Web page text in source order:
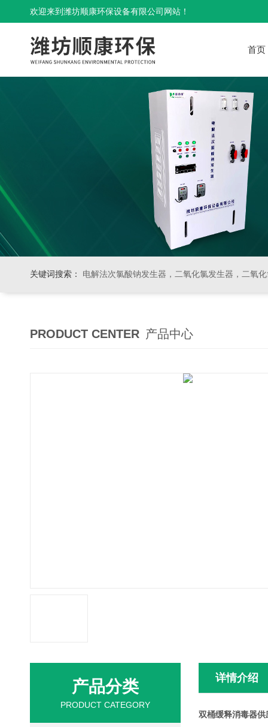
欢迎来到潍坊顺康环保设备有限公司网站！
首页
关键词搜索： 电解法次氯酸钠发生器，二氧化氯发生器，二氧化氯投加器，缓释消毒器
PRODUCT CENTER 产品中心
详情介绍
双桶缓释消毒器供
产品分类
PRODUCT CATEGORY